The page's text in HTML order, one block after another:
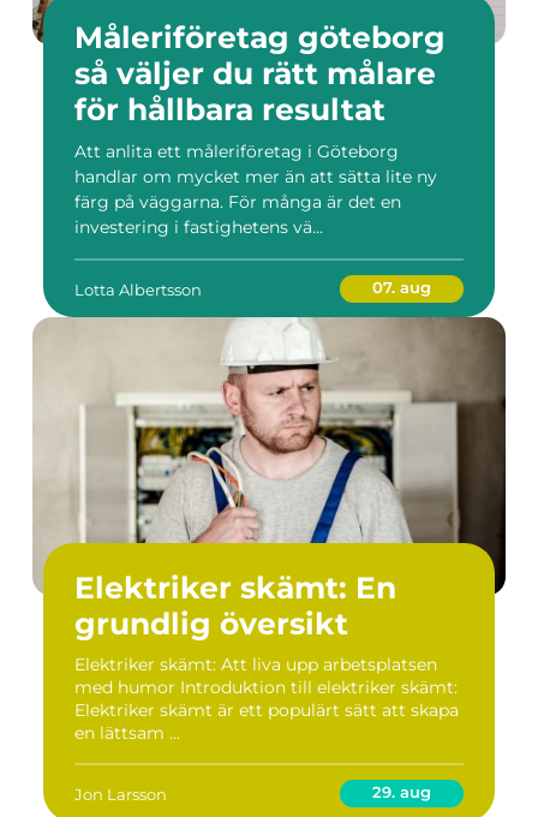
Måleriföretag göteborg
så väljer du rätt målare
för hållbara resultat
Att anlita ett måleriföretag i Göteborg
handlar om mycket mer än att sätta lite ny
färg på väggarna. För många är det en
investering i fastighetens vä...
Lotta Albertsson 07. aug
Elektriker skämt: En
grundlig översikt
Elektriker skämt: Att liva upp arbetsplatsen
med humor Introduktion till elektriker skämt:
Elektriker skämt är ett populärt sätt att skapa
en lättsam ...
Jon Larsson 29. aug